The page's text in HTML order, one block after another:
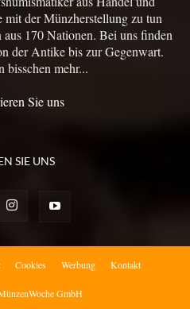
mit der Münzherstellung zu tun
170 Nationen. Bei uns finden
der Antike bis zur Gegenwart.
bisschen mehr...
Sie uns
SIE UNS
Cookies Werbung Kontakt
GmbH